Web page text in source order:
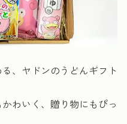
、ヤドンのうどんギフト
わいく、贈り物にもぴっ